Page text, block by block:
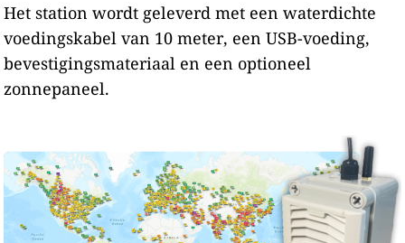
Het station wordt geleverd met een waterdichte
voedingskabel van 10 meter, een USB-voeding,
bevestigingsmateriaal en een optioneel
zonnepaneel.